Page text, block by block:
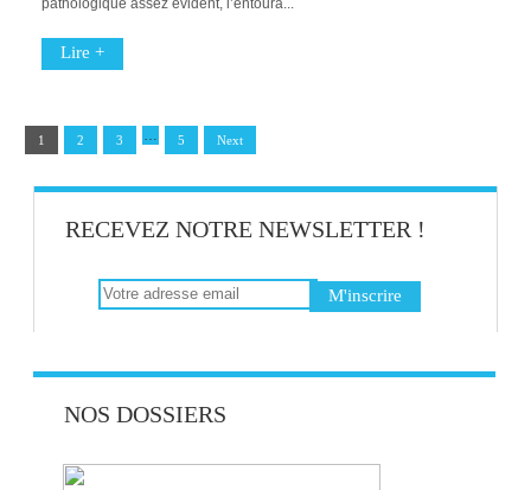
Lire +
1 2 3 … 5 Next
RECEVEZ NOTRE NEWSLETTER !
NOS DOSSIERS